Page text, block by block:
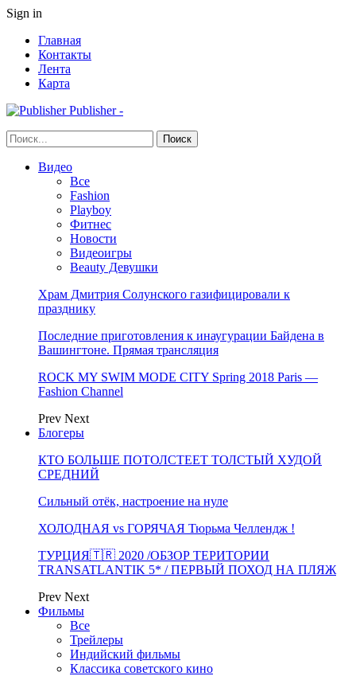
Sign in
Главная
Контакты
Лента
Карта
Publisher -
Видео
Все
Fashion
Playboy
Фитнес
Новости
Видеоигры
Beauty Девушки
Храм Дмитрия Солунского газифицировали к
празднику
Последние приготовления к инаугурации Байдена в
Вашингтоне. Прямая трансляция
ROCK MY SWIM MODE CITY Spring 2018 Paris —
Fashion Channel
Prev Next
Блогеры
КТО БОЛЬШЕ ПОТОЛСТЕЕТ ТОЛСТЫЙ ХУДОЙ
СРЕДНИЙ
Сильный отёк, настроение на нуле
ХОЛОДНАЯ vs ГОРЯЧАЯ Тюрьма Челлендж !
ТУРЦИЯ🇹🇷 2020 /ОБЗОР ТЕРИТОРИИ
TRANSATLANTIK 5* / ПЕРВЫЙ ПОХОД НА ПЛЯЖ
Prev Next
Фильмы
Все
Трейлеры
Индийский фильмы
Классика советского кино